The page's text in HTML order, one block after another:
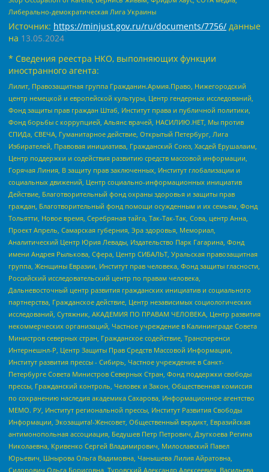
Либерально-демократическая Лига Украины
Источник: https://minjust.gov.ru/ru/documents/7756/ данные
на 13.05.2024
* Сведения реестра НКО, выполняющих функции
иностранного агента:
Лилит, Правозащитная группа Гражданин.Армия.Право, Нижегородский
центр немецкой и европейской культуры, Центр гендерных исследований,
Фонд защиты прав граждан Штаб, Институт права и публичной политики,
Фонд борьбы с коррупцией, Альянс врачей, НАСИЛИЮ.НЕТ, Мы против
СПИДа, СВЕЧА, Гуманитарное действие, Открытый Петербург, Лига
Избирателей, Правовая инициатива, Гражданский Союз, Хасдей Ерушалаим,
Центр поддержки и содействия развитию средств массовой информации,
Горячая Линия, В защиту прав заключенных, Институт глобализации и
социальных движений, Центр социально-информационных инициатив
Действие, Благотворительный фонд охраны здоровья и защиты прав
граждан, Благотворительный фонд помощи осужденным и их семьям, Фонд
Тольятти, Новое время, Серебряная тайга, Так-Так-Так, Сова, центр Анна,
Проект Апрель, Самарская губерния, Эра здоровья, Мемориал,
Аналитический Центр Юрия Левады, Издательство Парк Гагарина, Фонд
имени Андрея Рылькова, Сфера, Центр СИБАЛЬТ, Уральская правозащитная
группа, Женщины Евразии, Институт прав человека, Фонд защиты гласности,
Российский исследовательский центр по правам человека,
Дальневосточный центр развития гражданских инициатив и социального
партнерства, Гражданское действие, Центр независимых социологических
исследований, Сутяжник, АКАДЕМИЯ ПО ПРАВАМ ЧЕЛОВЕКА, Центр развития
некоммерческих организаций, Частное учреждение в Калининграде Совета
Министров северных стран, Гражданское содействие, Трансперенси
Интернешнл-Р, Центр Защиты Прав Средств Массовой Информации,
Институт развития прессы - Сибирь, Частное учреждение в Санкт-
Петербурге Совета Министров Северных Стран, Фонд поддержки свободы
прессы, Гражданский контроль, Человек и Закон, Общественная комиссия
по сохранению наследия академика Сахарова, Информационное агентство
МЕМО. РУ, Институт региональной прессы, Институт Развития Свободы
Информации, Экозащита!-Женсовет, Общественный вердикт, Евразийская
антимонопольная ассоциация, Бедушев Петр Петрович, Дзугкоева Регина
Николаевна, Кривенко Сергей Владимирович, Милославский Павел
Юрьевич, Шнырова Ольга Вадимовна, Чанышева Лилия Айратовна,
Сидорович Ольга Борисовна, Туровский Александр Алексеевич, Васильева